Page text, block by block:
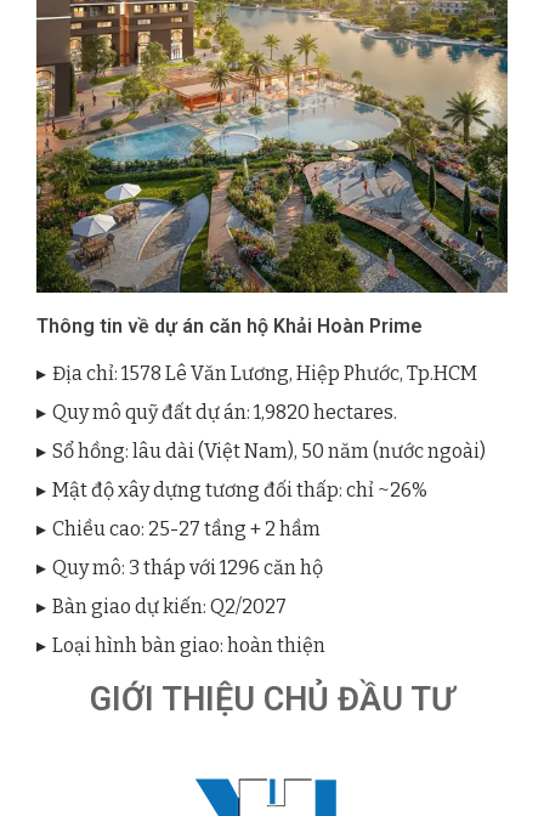
Thông tin về dự án căn hộ Khải Hoàn Prime
Địa chỉ: 1578 Lê Văn Lương, Hiệp Phước, Tp.HCM
Quy mô quỹ đất dự án: 1,9820 hectares.
Sổ hồng: lâu dài (Việt Nam), 50 năm (nước ngoài)
Mật độ xây dựng tương đối thấp: chỉ ~26%
Chiều cao: 25-27 tầng + 2 hầm
Quy mô: 3 tháp với 1296 căn hộ
Bàn giao dự kiến: Q2/2027
Loại hình bàn giao: hoàn thiện
GIỚI THIỆU CHỦ ĐẦU TƯ